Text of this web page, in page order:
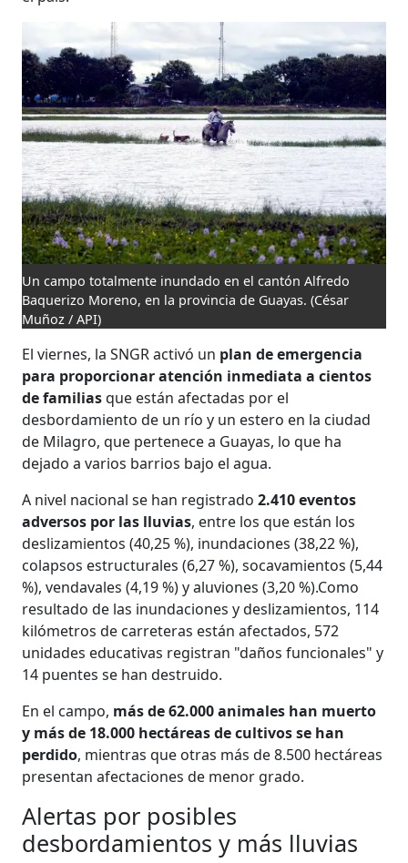
Un campo totalmente inundado en el cantón Alfredo
Baquerizo Moreno, en la provincia de Guayas. (César
Muñoz / API)
El viernes, la SNGR activó un plan de emergencia
para proporcionar atención inmediata a cientos
de familiasque están afectadas por el
desbordamiento de un río y un estero en la ciudad
de Milagro, que pertenece a Guayas, lo que ha
dejado a varios barrios bajo el agua.
A nivel nacional se han registrado2.410 eventos
adversos por las lluvias, entre los que están los
deslizamientos (40,25 %), inundaciones (38,22 %),
colapsos estructurales (6,27 %), socavamientos (5,44
%), vendavales (4,19 %) y aluviones (3,20 %).Como
resultado de las inundaciones y deslizamientos, 114
kilómetros de carreteras están afectados, 572
unidades educativas registran "daños funcionales" y
14 puentes se han destruido.
En el campo, más de 62.000 animales han muerto
y más de 18.000 hectáreas de cultivos se han
perdido, mientras que otras más de 8.500 hectáreas
presentan afectaciones de menor grado.
Alertas por posibles
desbordamientos y más lluvias